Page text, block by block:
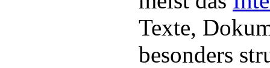
Texte,
besonders